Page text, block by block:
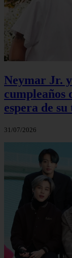
Neymar Jr.
cumpleaños
espera de
31/07/2026